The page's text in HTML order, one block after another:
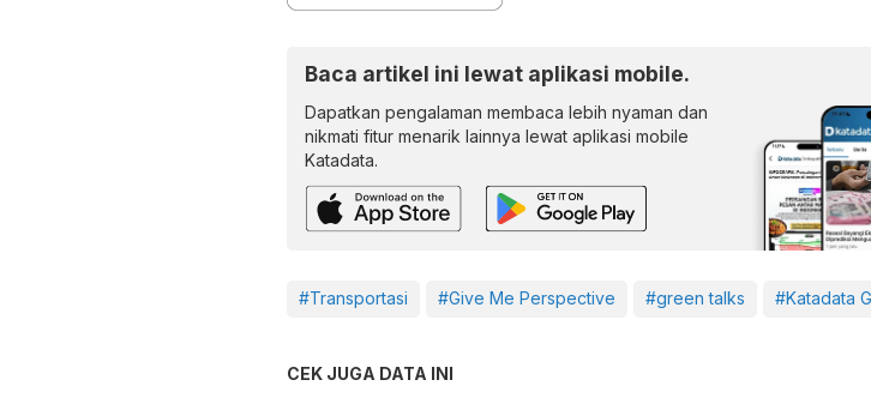
Baca artikel ini lewat aplikasi mobile.
Dapatkan pengalaman membaca lebih nyaman dan
nikmati fitur menarik lainnya lewat aplikasi mobile
Katadata.
#Transportasi #Give Me Perspective #green talks #Katadata
CEK JUGA DATA INI